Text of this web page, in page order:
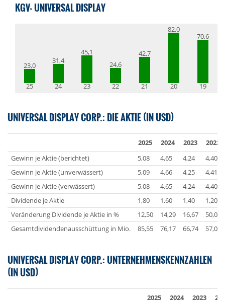
KGV- UNIVERSAL DISPLAY
23,0
25
31,4
24
45,1
23
24,6
22
42,7
21
82,0
20
70,6
19
UNIVERSAL DISPLAY CORP.: DIE AKTIE (IN USD)
2025 2024 2023
2022
Gewinn je Aktie (berichtet)
5,08 4,65 4,24
4,40
Gewinn je Aktie (unverwässert)
5,09 4,66 4,25
4,41
Gewinn je Aktie (verwässert)
5,08 4,65 4,24
4,40
Dividende je Aktie
1,80 1,60 1,40
1,20
Veränderung Dividende je Aktie in %
12,50 14,29 16,67
50,00
Gesamtdividendenausschüttung in Mio.
85,55 76,17 66,74 57,00
UNIVERSAL DISPLAY CORP.: UNTERNEHMENSKENNZAHLEN
(IN USD)
2025 2024 2023